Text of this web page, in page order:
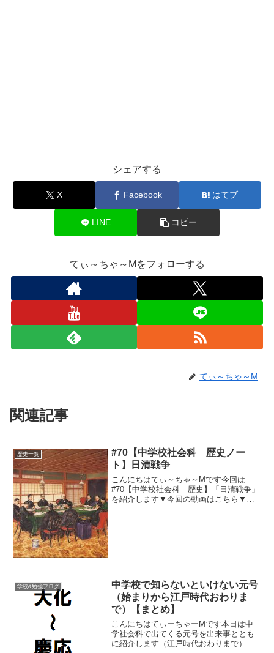
シェアする
X Facebook はてブ
LINE コピー
てぃ～ちゃ～Mをフォローする
てぃ～ちゃ～M
関連記事
歴史一覧
#70【中学校社会科 歴史ノー
ト】日清戦争
こんにちはてぃ～ちゃ～Mです今回は
#70【中学校社会科 歴史】「日清戦争」
を紹介します▼今回の動画はこちら▼ノ
学校&勉強ブログ
中学校で知らないといけない元号
（始まりから江戸時代おわりま
で）【まとめ】
こんにちはてぃーちゃーMです本日は中
学社会科で出てくる元号を出来事ととも
に紹介します（江戸時代おわりまで）元